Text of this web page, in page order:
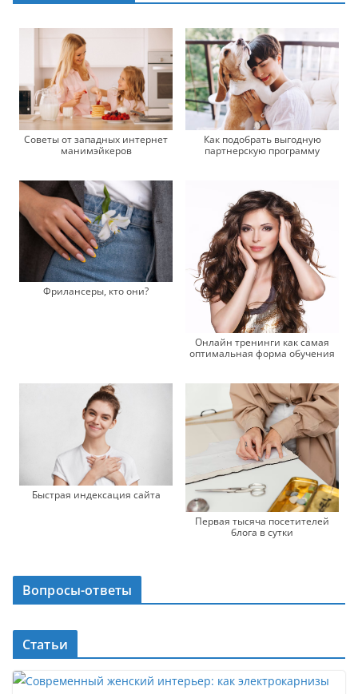
Советы от западных интернет
манимэйкеров
Как подобрать выгодную
партнерскую программу
Фрилансеры, кто они?
Онлайн тренинги как самая
оптимальная форма обучения
Быстрая индексация сайта
Первая тысяча посетителей
блога в сутки
Вопросы-ответы
Статьи